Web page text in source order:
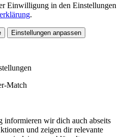
Einwilligung in den Einstellungen
.
Einstellungen anpassen
Match
wir dich auch abseits
und zeigen dir relevante